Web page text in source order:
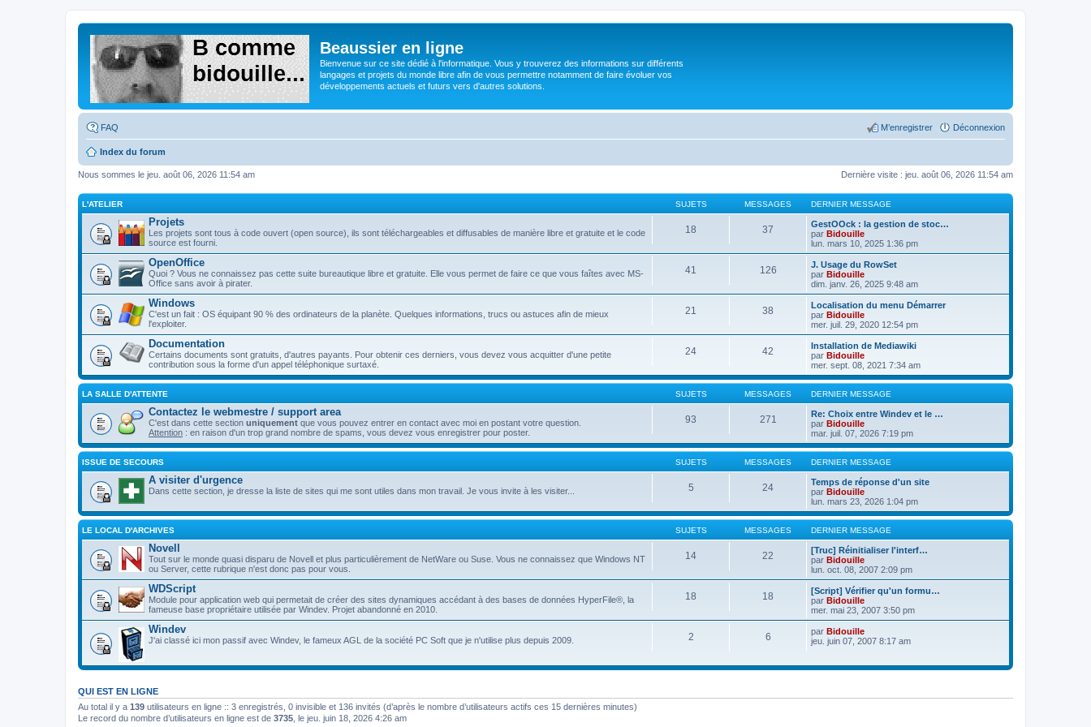
Beaussier en ligne
Bienvenue sur ce site dédié à l'informatique. Vous y trouverez des informations sur différents
langages et projets du monde libre afin de vous permettre notamment de faire évoluer vos
développements actuels et futurs vers d'autres solutions.
FAQ Déconnexion
M’enregistrer
Index du forum
Dernière visite : jeu. août 06, 2026 11:54 am
Nous sommes le jeu. août 06, 2026 11:54 am
L'ATELIER SUJETS MESSAGES DERNIER MESSAGE
Projets
Les projets sont tous à code ouvert (open source), ils sont téléchargeables et diffusables de manière libre et gratuite et le code
source est fourni.
18 37
GestOOck : la gestion de stoc…
par Bidouille
lun. mars 10, 2025 1:36 pm
OpenOffice
Quoi ? Vous ne connaissez pas cette suite bureautique libre et gratuite. Elle vous permet de faire ce que vous faîtes avec MS-
Office sans avoir à pirater.
41 126
J. Usage du RowSet
par Bidouille
dim. janv. 26, 2025 9:48 am
Windows
C'est un fait : OS équipant 90 % des ordinateurs de la planète. Quelques informations, trucs ou astuces afin de mieux
l'exploiter.
21 38
Localisation du menu Démarrer
par Bidouille
mer. juil. 29, 2020 12:54 pm
Documentation
Certains documents sont gratuits, d'autres payants. Pour obtenir ces derniers, vous devez vous acquitter d'une petite
contribution sous la forme d'un appel téléphonique surtaxé.
24 42
Installation de Mediawiki
par Bidouille
mer. sept. 08, 2021 7:34 am
LA SALLE D'ATTENTE SUJETS MESSAGES DERNIER MESSAGE
Contactez le webmestre / support area
C'est dans cette section uniquement que vous pouvez entrer en contact avec moi en postant votre question.
Attention : en raison d'un trop grand nombre de spams, vous devez vous enregistrer pour poster.
93 271
Re: Choix entre Windev et le …
par Bidouille
mar. juil. 07, 2026 7:19 pm
ISSUE DE SECOURS SUJETS MESSAGES DERNIER MESSAGE
A visiter d'urgence
Dans cette section, je dresse la liste de sites qui me sont utiles dans mon travail. Je vous invite à les visiter... 5 24
Temps de réponse d'un site
par Bidouille
lun. mars 23, 2026 1:04 pm
LE LOCAL D'ARCHIVES SUJETS MESSAGES DERNIER MESSAGE
Novell
Tout sur le monde quasi disparu de Novell et plus particulièrement de NetWare ou Suse. Vous ne connaissez que Windows NT
ou Server, cette rubrique n'est donc pas pour vous.
14 22
[Truc] Réinitialiser l'interf…
par Bidouille
lun. oct. 08, 2007 2:09 pm
WDScript
Module pour application web qui permetait de créer des sites dynamiques accédant à des bases de données HyperFile®, la
fameuse base propriétaire utilisée par Windev. Projet abandonné en 2010.
18 18
[Script] Vérifier qu'un formu…
par Bidouille
mer. mai 23, 2007 3:50 pm
Windev
J'ai classé ici mon passif avec Windev, le fameux AGL de la société PC Soft que je n'utilise plus depuis 2009. 2 6 par Bidouille
jeu. juin 07, 2007 8:17 am
QUI EST EN LIGNE
Au total il y a 139 utilisateurs en ligne :: 3 enregistrés, 0 invisible et 136 invités (d’après le nombre d’utilisateurs actifs ces 15 dernières minutes)
Le record du nombre d’utilisateurs en ligne est de 3735 , le jeu. juin 18, 2026 4:26 am